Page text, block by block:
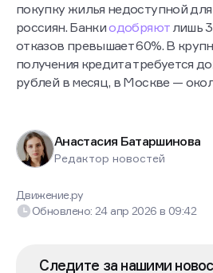
покупку жилья недоступной
россиян. Банкиодобряютлишь
отказов превышает 60%. В
получения кредита требуется
рублей в месяц, в Москве —
Анастасия Батаршинова
Редактор новостей
Движение.ру
Обновлено: 24 апр 2026в 09:42
Следите за нашими